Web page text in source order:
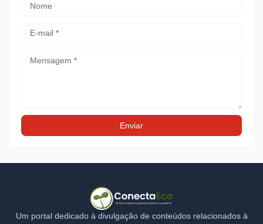
Um portal dedicado à divulgação de conteúdos relacionados à